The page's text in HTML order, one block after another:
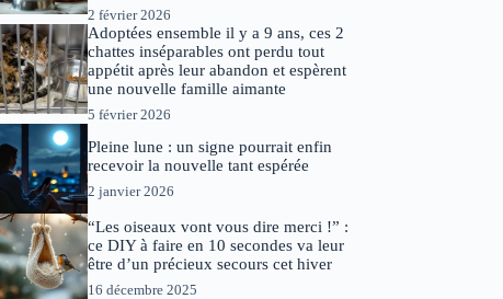
2 février 2026
Adoptées ensemble il y a 9 ans, ces 2
chattes inséparables ont perdu tout
appétit après leur abandon et espèrent
une nouvelle famille aimante
5 février 2026
Pleine lune : un signe pourrait enfin
recevoir la nouvelle tant espérée
2 janvier 2026
“Les oiseaux vont vous dire merci !” :
ce DIY à faire en 10 secondes va leur
être d’un précieux secours cet hiver
16 décembre 2025